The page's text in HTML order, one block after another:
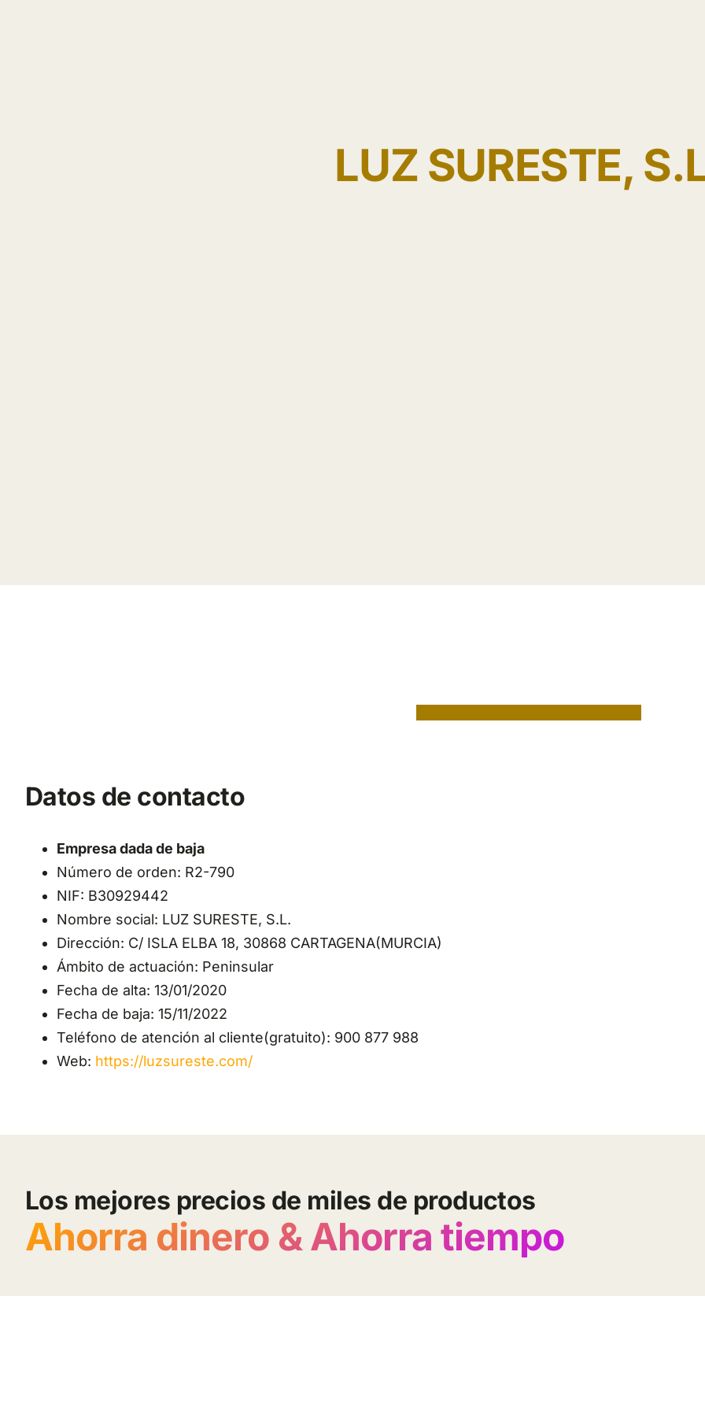
LUZ SURESTE,
Datos de contacto
Empresa dada de baja
Número de orden: R2-790
NIF: B30929442
Nombre social: LUZ SURESTE, S.L.
Dirección: C/ ISLA ELBA 18, 30868 CARTAGENA(MURCIA)
Ámbito de actuación: Peninsular
Fecha de alta: 13/01/2020
Fecha de baja: 15/11/2022
Teléfono de atención al cliente(gratuito): 900 877 988
Web: https://luzsureste.com/
Los mejores precios de miles de productos
Ahorra dinero & Ahorra tiempo